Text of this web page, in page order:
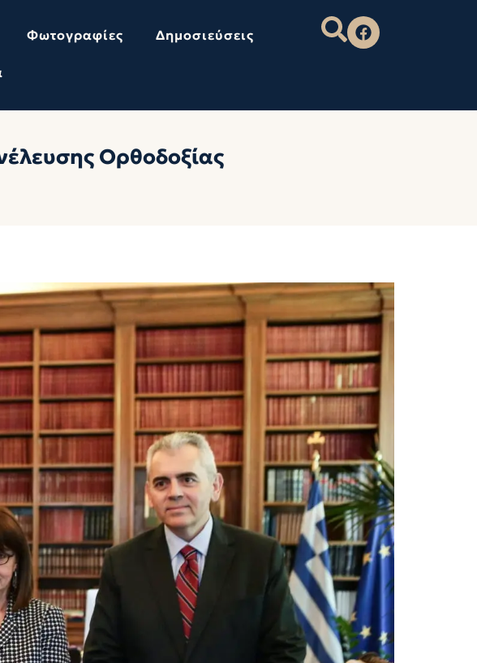
Φωτογραφίες Δημοσιεύσεις
Ορθοδοξίας